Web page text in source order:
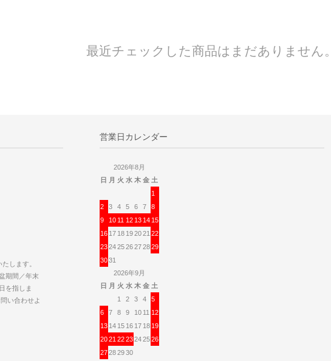
最近チェックした商品はまだありません。
します。
期間／年末
を指しま
い合わせよ
営業日カレンダー
2026年8月
日 月 火 水 木 金 土
1
2
3 4 5 6 7
8
9
10 11 12 13 14 15
16 17 18 192021 22
23242526272829
3031
2026年9月
日 月 火 水 木 金 土
1
2 3 4
5
6
7 8 9 10 11 12
13 14 15 16 17 18 19
2021 2223242526
27282930